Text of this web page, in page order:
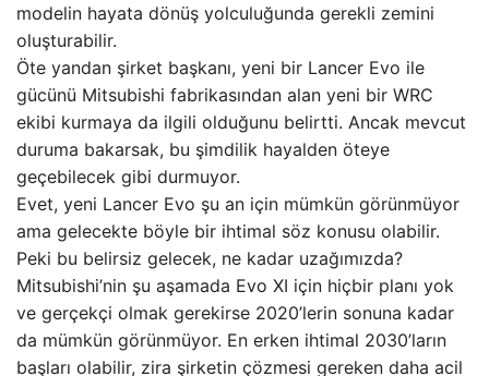
modelin hayata dönüş yolculuğunda gerekli zemini
oluşturabilir.
Öte yandan şirket başkanı, yeni bir Lancer Evo ile
gücünü Mitsubishi fabrikasından alan yeni bir WRC
ekibi kurmaya da ilgili olduğunu belirtti. Ancak mevcut
duruma bakarsak, bu şimdilik hayalden öteye
geçebilecek gibi durmuyor.
Evet, yeni Lancer Evo şu an için mümkün görünmüyor
ama gelecekte böyle bir ihtimal söz konusu olabilir.
Peki bu belirsiz gelecek, ne kadar uzağımızda?
Mitsubishi’nin şu aşamada Evo XI için hiçbir planı yok
ve gerçekçi olmak gerekirse 2020’lerin sonuna kadar
da mümkün görünmüyor. En erken ihtimal 2030’ların
başları olabilir, zira şirketin çözmesi gereken daha acil